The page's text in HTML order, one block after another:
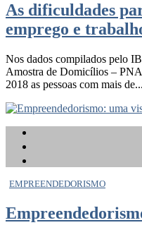
As dificuldades
emprego e
Nos dados compilados pelo
Amostra de Domicílios –
2018 as pessoas com mais de...
EMPREENDEDORISMO